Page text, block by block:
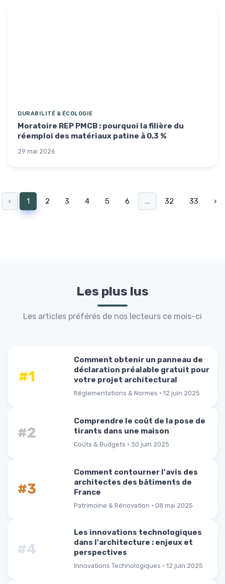
DURABILITÉ & ÉCOLOGIE
Moratoire REP PMCB : pourquoi la filière du
réemploi des matériaux patine à 0,3 %
29 mai 2026
‹ 1 2 3 4 5 6 ... 32 33 ›
Les plus lus
Les articles préférés de nos lecteurs ce mois-ci
#1
Comment obtenir un panneau de
déclaration préalable gratuit pour
votre projet architectural
Réglementations & Normes · 12 juin 2025
#2
Comprendre le coût de la pose de
tirants dans une maison
Coûts & Budgets · 30 juin 2025
#3
Comment contourner l'avis des
architectes des bâtiments de
France
Patrimoine & Rénovation · 08 mai 2025
#4
Les innovations technologiques
dans l'architecture : enjeux et
perspectives
Innovations Technologiques · 12 juin 2025